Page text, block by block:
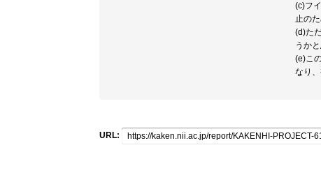
(c)フ
止の
(d)た
うか
(e)こ
なり
URL: